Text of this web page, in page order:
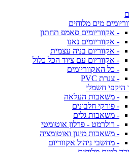
מים מלוחים
- אקווריומים סאמפ תחתון
- אקווריומים נאנו
- אקווריום בניה עצמית
- אקווריום עם ציוד הכל כלול
- כל האקווריומים
- צנרת PVC
היקפי חשמלי
- משאבות העלאה
- פורקי חלבונים
- משאבות גלים
- רולרמט - פרלון אוטומטי
- משאבות מינון ואוטומציה
- מחשבי ניהול אקווריום